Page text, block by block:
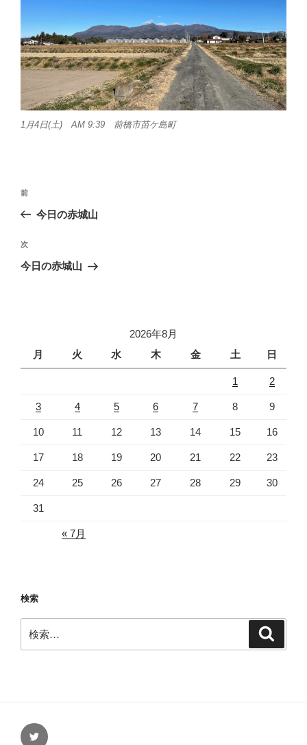
1月4日(土) AM 9:39 前橋市苗ケ島町
投
ビ
ゲ
前
の
稿
前
今日の赤城山
次
の
次
今日の赤城山
2026年8月
月
火 水 木 金 土 日
1 2
3 4 5 6 7 8 9
10 11 12 13 14 15 16
17 18 19 20 21 22 23
24 25 26 27 28 29 30
31
« 7月
検索
索:
Twitter